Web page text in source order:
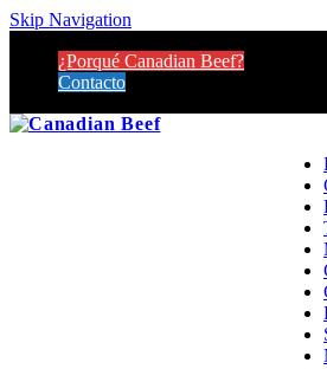
Skip Navigation
¿Porqué Canadian Beef?
Contacto